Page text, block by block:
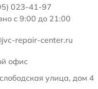
023-41-97
с 9:00 до 21:00
repair-center.ru
офис
улица, дом 4